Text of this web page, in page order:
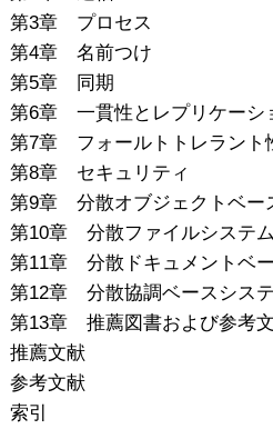
第3章 プロセス
第4章 名前つけ
第5章 同期
第6章 一貫性とレプリケーシ
第7章 フォールトトレラント
第8章 セキュリティ
第9章 分散オブジェクトベー
第10章 分散ファイルシステ
第11章 分散ドキュメントベ
第12章 分散協調ベースシス
第13章 推薦図書および参考
推薦文献
参考文献
索引